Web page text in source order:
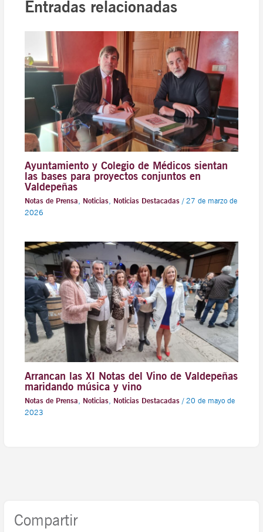
Entradas relacionadas
Ayuntamiento y Colegio de Médicos sientan
las bases para proyectos conjuntos en
Valdepeñas
Notas de Prensa Noticias, Noticias Destacadas/ 27 de marzo de
2026
Arrancan las XI Notas del Vino de Valdepeñas
maridando música y vino
Notas de Prensa Noticias, Noticias Destacadas/ 20 de mayo de
2023
Compartir